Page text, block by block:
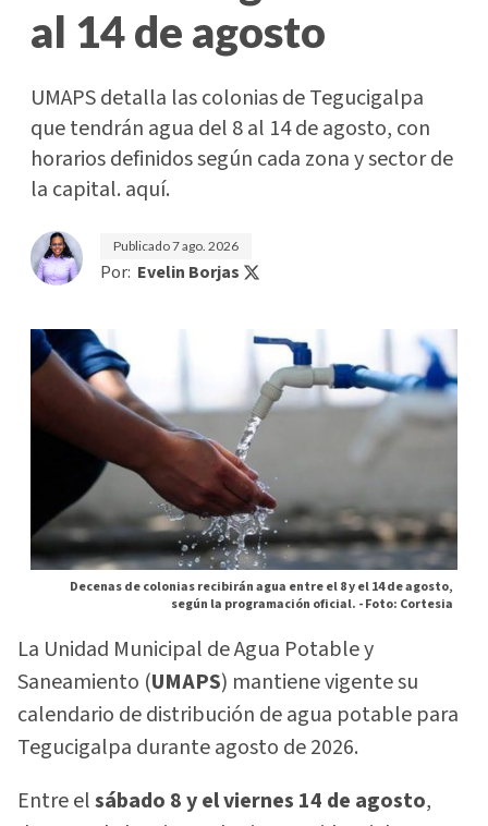
al 14 de agosto
UMAPS detalla las colonias de Tegucigalpa
que tendrán agua del 8 al 14 de agosto, con
horarios definidos según cada zona y sector de
la capital. aquí.
Publicado7 ago. 2026
Por: Evelin Borjas
Decenas de colonias recibirán agua entre el 8 y el 14 de agosto,
según la programación oficial. -Foto: Cortesia
La Unidad Municipal de Agua Potable y
Saneamiento (UMAPS) mantiene vigente su
calendario de distribución de agua potable para
Tegucigalpa durante agosto de 2026.
Entre elsábado 8 y el viernes 14 de agosto,